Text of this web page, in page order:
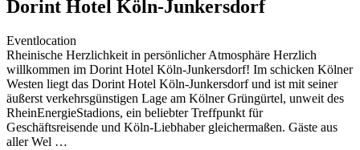
Dorint Hotel Köln-Junkersdorf
Eventlocation
Rheinische Herzlichkeit in persönlicher Atmosphäre Herzlich
willkommen im Dorint Hotel Köln-Junkersdorf! Im schicken Kölner
Westen liegt das Dorint Hotel Köln-Junkersdorf und ist mit seiner
äußerst verkehrsgünstigen Lage am Kölner Grüngürtel, unweit des
RheinEnergieStadions, ein beliebter Treffpunkt für
Geschäftsreisende und Köln-Liebhaber gleichermaßen. Gäste aus
aller Wel …